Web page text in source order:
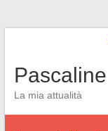
Pascaline
La mia attualità